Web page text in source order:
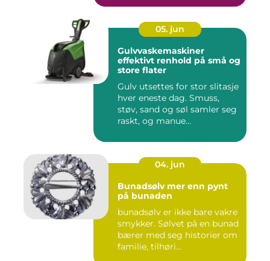
05. jun
Gulvvaskemaskiner
effektivt renhold på små og
store flater
Gulv utsettes for stor slitasje
hver eneste dag. Smuss,
støv, sand og søl samler seg
raskt, og manue...
04. jun
Bunadsølv mer enn pynt
på bunaden
bunadsølv er ikke bare vakre
smykker. Sølvet på en bunad
bærer med seg historier om
familie, tilhøri...